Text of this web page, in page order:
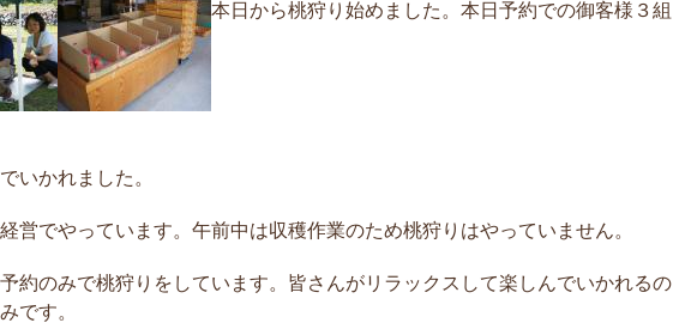
本日から桃狩り始めました。本日予約での御客様３組
いかれました。
営でやっています。午前中は収穫作業のため桃狩りはやっていません。
約のみで桃狩りをしています。皆さんがリラックスして楽しんでいかれるの
です。